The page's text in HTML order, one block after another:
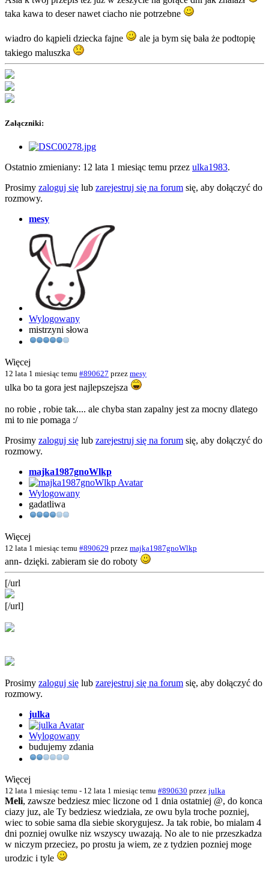
taka kawa to deser nawet ciacho nie potrzebne
wiadro do kąpieli dziecka fajne
ale ja bym się bała że podtopię
takiego maluszka
Załączniki:
Ostatnio zmieniany: 12 lata 1 miesiąc temu przez ulka1983.
Prosimy zaloguj się lub zarejestruj się na forum się, aby dołączyć do
rozmowy.
mesy
Wylogowany
mistrzyni słowa
Więcej
12 lata 1 miesiąc temu #890627 przez mesy
ulka bo ta gora jest najlepszejsza
no robie , robie tak.... ale chyba stan zapalny jest za mocny dlatego
mi to nie pomaga :/
Prosimy zaloguj się lub zarejestruj się na forum się, aby dołączyć do
rozmowy.
majka1987gnoWlkp
Wylogowany
gadatliwa
Więcej
12 lata 1 miesiąc temu #890629 przez majka1987gnoWlkp
ann- dzięki. zabieram sie do roboty
[/url
[/url]
Prosimy zaloguj się lub zarejestruj się na forum się, aby dołączyć do
rozmowy.
julka
Wylogowany
budujemy zdania
Więcej
12 lata 1 miesiąc temu - 12 lata 1 miesiąc temu #890630 przez julka
Meli, zawsze bedziesz miec liczone od 1 dnia ostatniej @, do konca
ciazy juz, ale Ty bedziesz wiedziała, ze owu byla troche pozniej,
wiec to sobie sama dla siebie skorygujesz. Ja tak robie, bo mialam 4
dni pozniej owulke niz wszyscy uwazają. No ale to nie przeszkadza
w niczym przeciez, po prostu ja wiem, ze z tydzien pozniej moge
urodzic i tyle